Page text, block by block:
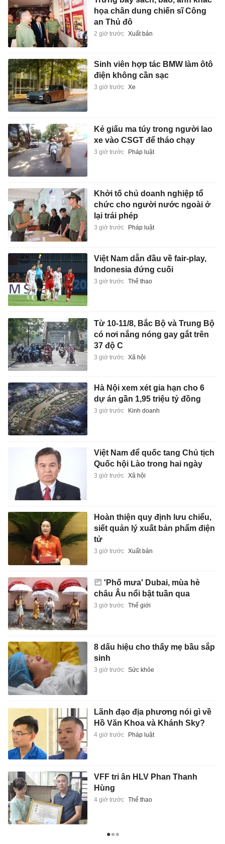
họa chân dung chiến sĩ Công
an Thủ đô
2 giờ trước Xuất bản
Sinh viên hợp tác BMW làm ôtô
điện không cần sạc
3 giờ trước Xe
Kẻ giấu ma túy trong người lao
xe vào CSGT để tháo chạy
3 giờ trước Pháp luật
Khởi tố chủ doanh nghiệp tổ
chức cho người nước ngoài ở
lại trái phép
3 giờ trước Pháp luật
Việt Nam dẫn đầu về fair-play,
Indonesia đứng cuối
3 giờ trước Thể thao
Từ 10-11/8, Bắc Bộ và Trung Bộ
có nơi nắng nóng gay gắt trên
37 độ C
3 giờ trước Xã hội
Hà Nội xem xét gia hạn cho 6
dự án gần 1,95 triệu tỷ đồng
3 giờ trước Kinh doanh
Việt Nam để quốc tang Chủ tịch
Quốc hội Lào trong hai ngày
3 giờ trước Xã hội
Hoàn thiện quy định lưu chiểu,
siết quản lý xuất bản phẩm điện
tử
3 giờ trước Xuất bản
'Phố mưa' Dubai, mùa hè
châu Âu nổi bật tuần qua
3 giờ trước Thế giới
8 dấu hiệu cho thấy mẹ bầu sắp
sinh
3 giờ trước Sức khỏe
Lãnh đạo địa phương nói gì về
Hồ Văn Khoa và Khánh Sky?
4 giờ trước Pháp luật
VFF tri ân HLV Phan Thanh
Hùng
4 giờ trước Thể thao